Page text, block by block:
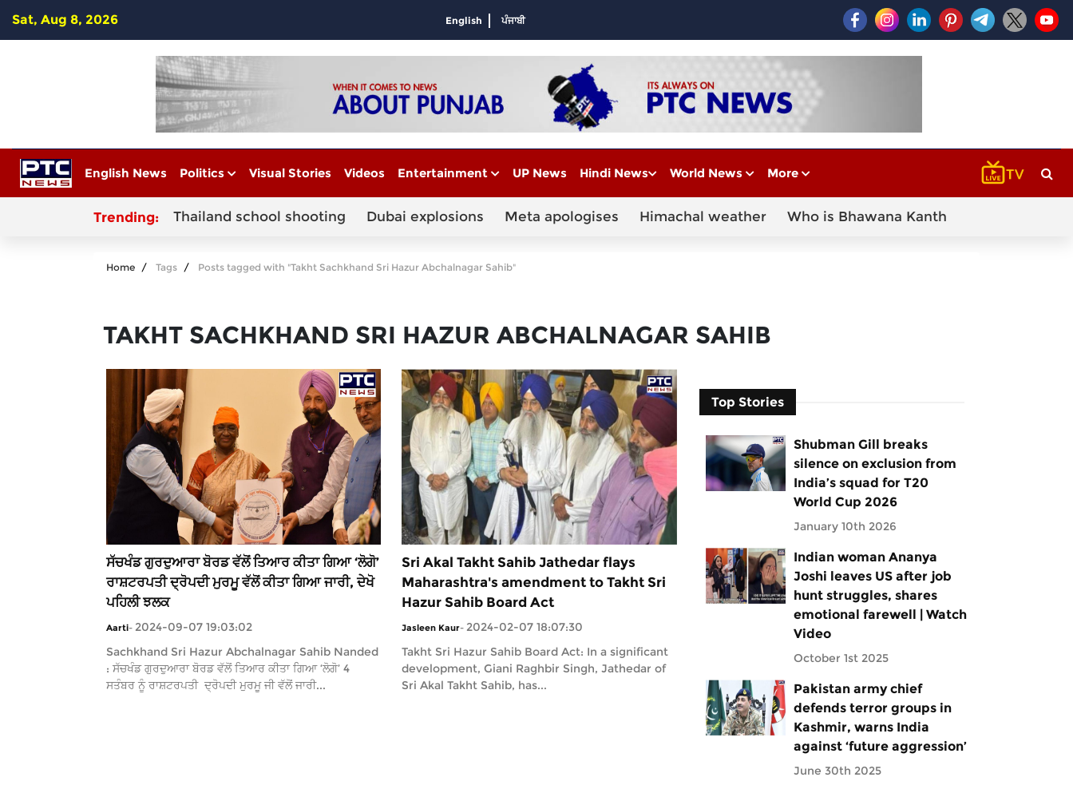
Sat, Aug 8, 2026 English ਪੰਜਾਬੀ
English News Politics Visual Stories Videos Entertainment UP News Hindi News World News More
Trending: Thailand school shooting Dubai explosions Meta apologises Himachal weather Who is Bhawana Kanth
Home Tags Posts tagged with "Takht Sachkhand Sri Hazur Abchalnagar Sahib"
TAKHT SACHKHAND SRI HAZUR ABCHALNAGAR SAHIB
ਸੱਚਖੰਡ ਗੁਰਦੁਆਰਾ ਬੋਰਡ ਵੱਲੋਂ ਤਿਆਰ ਕੀਤਾ ਗਿਆ ‘ਲੋਗੋ’
ਰਾਸ਼ਟਰਪਤੀ ਦ੍ਰੋਪਦੀ ਮੁਰਮੂ ਵੱਲੋਂ ਕੀਤਾ ਗਿਆ ਜਾਰੀ, ਦੇਖੋ
ਪਹਿਲੀ ਝਲਕ
Aarti- 2024-09-07 19:03:02
Sachkhand Sri Hazur Abchalnagar Sahib Nanded
: ਸੱਚਖੰਡ ਗੁਰਦੁਆਰਾ ਬੋਰਡ ਵੱਲੋਂ ਤਿਆਰ ਕੀਤਾ ਗਿਆ ‘ਲੋਗੋ’ 4
ਸਤੰਬਰ ਨੂੰ ਰਾਸ਼ਟਰਪਤੀ ਦ੍ਰੋਪਦੀ ਮੁਰਮੂ ਜੀ ਵੱਲੋਂ ਜਾਰੀ...
Sri Akal Takht Sahib Jathedar flays
Maharashtra's amendment to Takht Sri
Hazur Sahib Board Act
Jasleen Kaur- 2024-02-07 18:07:30
Takht Sri Hazur Sahib Board Act: In a significant
development, Giani Raghbir Singh, Jathedar of
Sri Akal Takht Sahib, has...
Top Stories
Shubman Gill breaks
silence on exclusion from
India’s squad for T20
World Cup 2026
January 10th 2026
Indian woman Ananya
Joshi leaves US after job
hunt struggles, shares
emotional farewell | Watch
Video
October 1st 2025
Pakistan army chief
defends terror groups in
Kashmir, warns India
against ‘future aggression’
June 30th 2025